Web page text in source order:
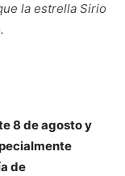
la estrella Sirio
8 de agosto y
de